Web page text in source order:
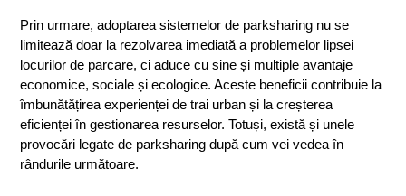
Prin urmare, adoptarea sistemelor de parksharing nu se
limitează doar la rezolvarea imediată a problemelor lipsei
locurilor de parcare, ci aduce cu sine și multiple avantaje
economice, sociale și ecologice. Aceste beneficii contribuie la
îmbunătățirea experienței de trai urban și la creșterea
eficienței în gestionarea resurselor. Totuși, există și unele
provocări legate de parksharing după cum vei vedea în
rândurile următoare.